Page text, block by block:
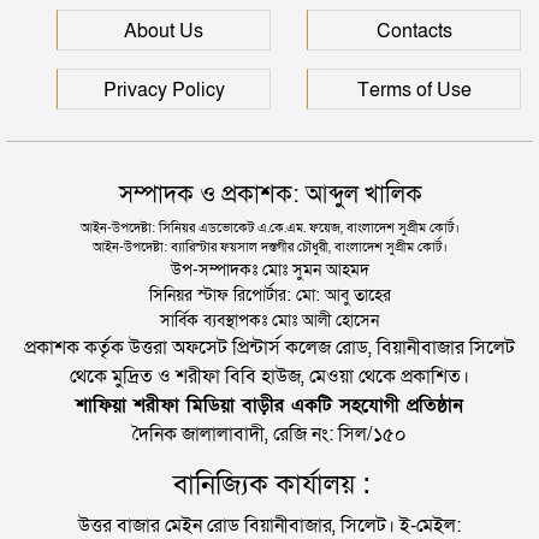
দুই তরুণীকে তুলে নিয়ে ধর্ষণ, ৬ যুবককে যে শাস্তি দিলে
আদালত
About Us Contacts
Privacy Policy Terms of Use
সম্পাদক ও প্রকাশক: আব্দুল খালিক
আইন-উপদেষ্টা: সিনিয়র এডভোকেট এ.কে.এম. ফয়েজ, বাংলাদেশ সুপ্রীম কোর্ট।
আইন-উপদেষ্টা: ব্যারিস্টার ফয়সাল দস্তগীর চৌধুরী, বাংলাদেশ সুপ্রীম কোর্ট।
উপ-সম্পাদকঃ মোঃ সুমন আহমদ
সিনিয়র স্টাফ রিপোর্টার: মো: আবু তাহের
সার্বিক ব্যবস্থাপকঃ মোঃ আলী হোসেন
প্রকাশক কর্তৃক উত্তরা অফসেট প্রিন্টার্স কলেজ রোড, বিয়ানীবাজার সিলেট
থেকে মুদ্রিত ও শরীফা বিবি হাউজ, মেওয়া থেকে প্রকাশিত।
শাফিয়া শরীফা মিডিয়া বাড়ীর একটি সহযোগী প্রতিষ্ঠান
দৈনিক জালালাবাদী, রেজি নং: সিল/১৫০
বানিজ্যিক কার্যালয় :
উত্তর বাজার মেইন রোড বিয়ানীবাজার, সিলেট। ই-মেইল: